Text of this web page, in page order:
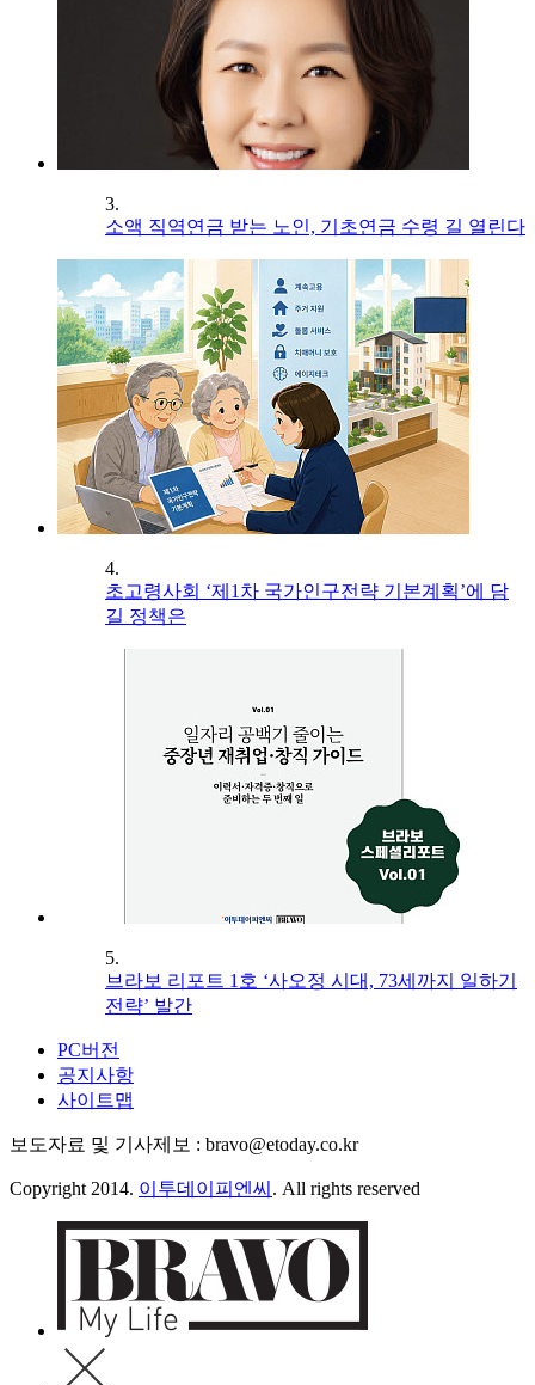
3.
소액 직역연금 받는 노인, 기초연금 수령 길 열린다
4.
초고령사회 ‘제1차 국가인구전략 기본계획’에 담
길 정책은
5.
브라보 리포트 1호 ‘사오정 시대, 73세까지 일하기
전략’ 발간
PC버전
공지사항
사이트맵
보도자료 및 기사제보 : bravo@etoday.co.kr
Copyright 2014. 이투데이피엔씨 . All rights reserved